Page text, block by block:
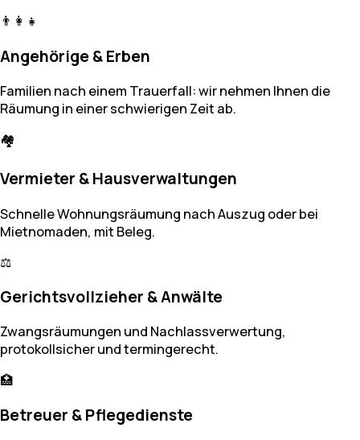
👨‍👩‍👧
Angehörige & Erben
Familien nach einem Trauerfall: wir nehmen Ihnen die
Räumung in einer schwierigen Zeit ab.
🏘️
Vermieter & Hausverwaltungen
Schnelle Wohnungsräumung nach Auszug oder bei
Mietnomaden, mit Beleg.
⚖️
Gerichtsvollzieher & Anwälte
Zwangsräumungen und Nachlassverwertung,
protokollsicher und termingerecht.
🏥
Betreuer & Pflegedienste